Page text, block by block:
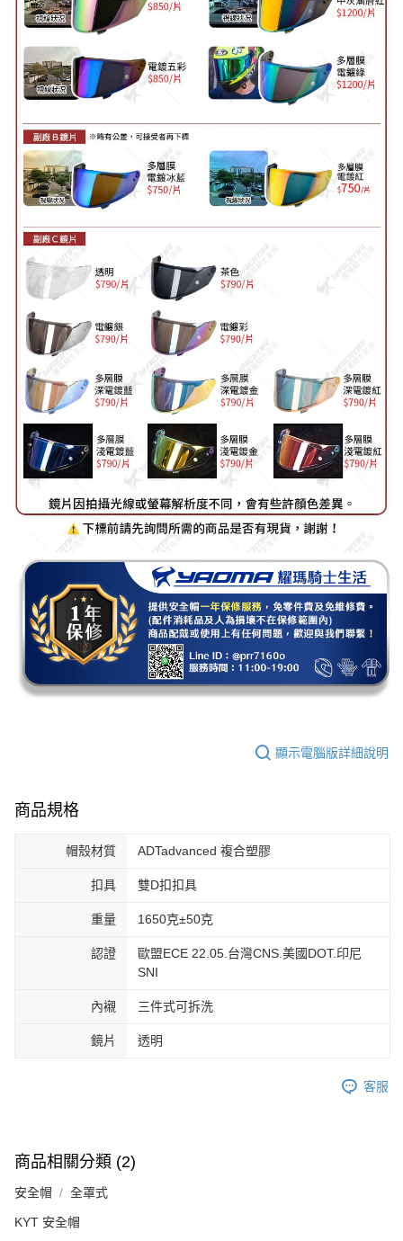
顯示電腦版詳細說明
商品規格
帽殼材質 ADTadvanced 複合塑膠
扣具 雙D扣扣具
重量 1650克±50克
認證
歐盟ECE 22.05.台灣CNS.美國DOT.印尼
SNI
內襯 三件式可拆洗
鏡片 透明
客服
商品相關分類 (2)
安全帽 全罩式
KYT 安全帽